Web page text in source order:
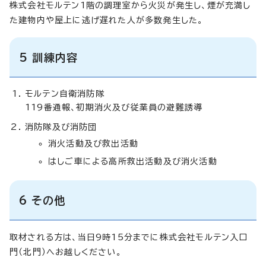
株式会社モルテン1階の調理室から火災が発生し、煙が充満し
た建物内や屋上に逃げ遅れた人が多数発生した。
5 訓練内容
モルテン自衛消防隊
119番通報、初期消火及び従業員の避難誘導
消防隊及び消防団
消火活動及び救出活動
はしご車による高所救出活動及び消火活動
6 その他
取材される方は、当日9時15分までに株式会社モルテン入口
門（北門）へお越しください。